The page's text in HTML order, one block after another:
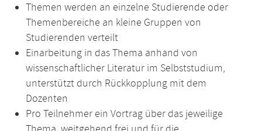
Themen werden an einzelne Studierende oder
Themenbereiche an kleine Gruppen von
Studierenden verteilt
Einarbeitung in das Thema anhand von
wissenschaftlicher Literatur im Selbststudium,
unterstützt durch Rückkopplung mit dem
Dozenten
Pro Teilnehmer ein Vortrag über das jeweilige